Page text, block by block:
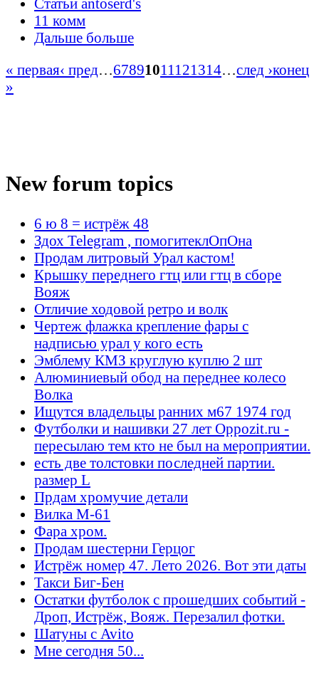
Статьи antoserd's
11 комм
Дальше больше
« первая‹ пред…67891011 121314…след ›конец
»
New forum topics
6 ю 8 = истрёж 48
Здох Telegram , помогитеклОпОна
Продам литровый Урал кастом!
Крышку переднего гтц или гтц в сборе
Вояж
Отличие ходовой ретро и волк
Чертеж флажка крепление фары с
надписью урал у кого есть
Эмблему КМЗ круглую куплю 2 шт
Алюминиевый обод на переднее колесо
Волка
Ищутся владельцы ранних м67 1974 год
Футболки и нашивки 27 лет Oppozit.ru -
пересылаю тем кто не был на мероприятии.
есть две толстовки последней партии.
размер L
Прдам хромучие детали
Вилка М-61
Фара хром.
Продам шестерни Герцог
Истрёж номер 47. Лето 2026. Вот эти даты
Такси Биг-Бен
Остатки футболок с прошедших событий -
Дроп, Истрёж, Вояж. Перезалил фотки.
Шатуны с Avito
Мне сегодня 50...